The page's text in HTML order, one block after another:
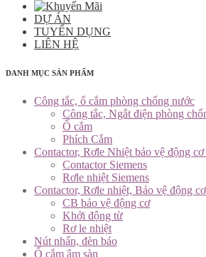
DỰ ÁN
TUYỂN DỤNG
LIÊN HỆ
DANH MỤC SẢN PHẨM
Công tắc, ổ cắm phòng chống nước
Công tắc, Ngắt điện phòng
Ổ cắm
Phích Cắm
Contactor, Rơle Nhiệt bảo vệ động cơ
Contactor Siemens
Rơle nhiệt Siemens
Contactor, Rơle nhiệt, Bảo vệ động cơ
CB bảo vệ động cơ
Khởi động từ
Rơ le nhiệt
Nút nhấn, đèn báo
Ổ cắm âm sàn